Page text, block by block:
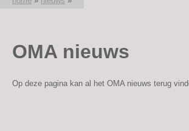
U bent hier
OMA nieuws
Op deze pagina kan al het OMA nieuws terug